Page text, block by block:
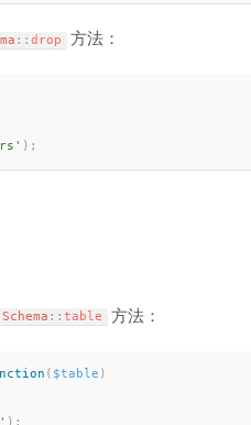
:: drop 方法：
) ;
Schema :: table 方法：
( $table )